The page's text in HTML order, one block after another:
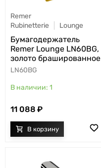
Remer
Rubinetterie
Lounge
Бумагодержатель
Remer Lounge LN60BG,
золото брашированное
LN60BG
1
11 088